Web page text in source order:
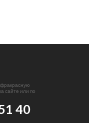
сайте или по
40